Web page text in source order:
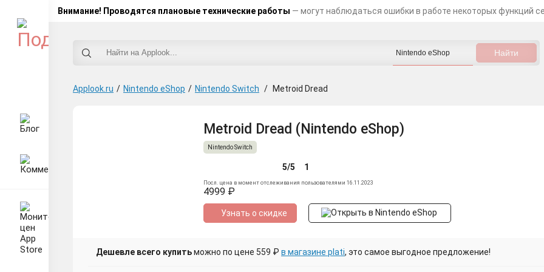
Внимание! Проводятся плановые технические работы — могут наблюдаться ошибки в работе некоторых функций
Applook.ru / Nintendo eShop / Nintendo Switch / Metroid Dread
Metroid Dread (Nintendo eShop)
Nintendo Switch
5/5 1
Посл. цена в момент отслеживания пользователями 16.11.2023
4999 ₽
Узнать о скидке
Дешевле всего купитьможно по цене 559 ₽ в магазине plati, это самое выгодное предложение!